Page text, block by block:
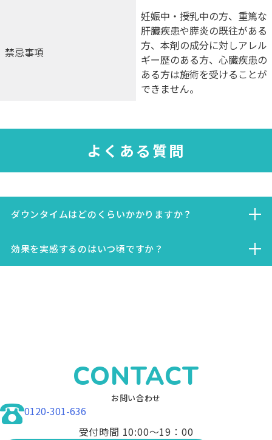
禁忌事項
妊娠中・授乳中の方、重篤な
肝臓疾患や膵炎の既往がある
方、本剤の成分に対しアレル
ギー歴のある方、心臓疾患の
ある方は施術を受けることが
できません。
よくある質問
ダウンタイムはどのくらいかかりますか？
注射後、数日間は軽い腫れや赤み、触れた時の痛みを感じる場
合がありますが、ほとんどの場合は短期間で改善します。日常
効果を実感するのはいつ頃ですか？
CONTACT
お問い合わせ
0120-301-636
受付時間 10:00〜19：00